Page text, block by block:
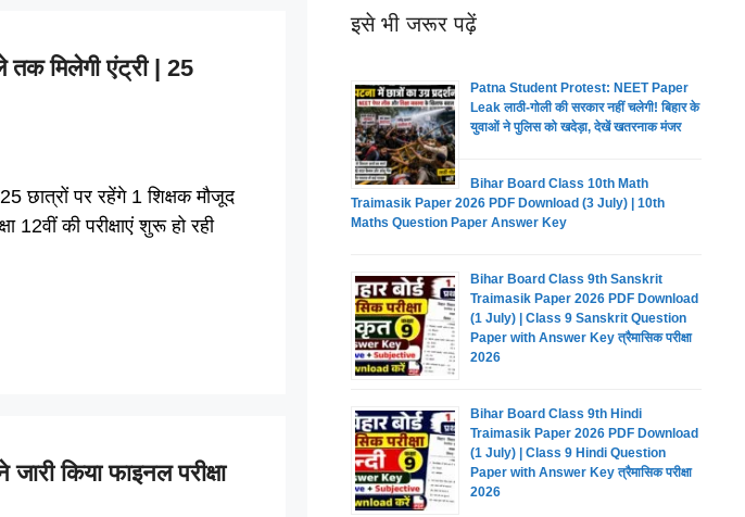
मिलेगी एंट्री | 25
छात्रों पर रहेंगे 1 शिक्षक मौजूद
12वीं की परीक्षाएं शुरू हो रही
किया फाइनल परीक्षा
इसे भी जरूर पढ़ें
Patna Student Protest: NEET Paper
Leak लाठी-गोली की सरकार नहीं चलेगी! बिहार के
युवाओं ने पुलिस को खदेड़ा, देखें खतरनाक मंजर
Bihar Board Class 10th Math
Traimasik Paper 2026 PDF Download (3 July) | 10th
Maths Question Paper Answer Key
Bihar Board Class 9th Sanskrit
Traimasik Paper 2026 PDF Download
(1 July) | Class 9 Sanskrit Question
Paper with Answer Key त्रैमासिक परीक्षा
2026
Bihar Board Class 9th Hindi
Traimasik Paper 2026 PDF Download
(1 July) | Class 9 Hindi Question
Paper with Answer Key त्रैमासिक परीक्षा
2026